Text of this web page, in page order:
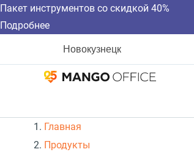
Пакет инструментов со скидкой 40%
Подробнее
Новокузнецк
Главная
Продукты